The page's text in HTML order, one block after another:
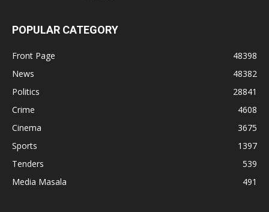
POPULAR CATEGORY
Front Page
48398
News
48382
Politics
28841
Crime
4608
Cinema
3675
Sports
1397
Tenders
539
Media Masala
491